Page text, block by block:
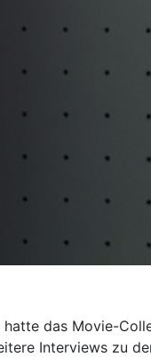
hatte das Movie-
Interviews zu